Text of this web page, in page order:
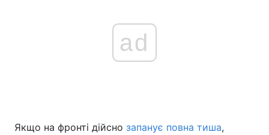
ad
Якщо на фронті дійсно запанує повна тиша,